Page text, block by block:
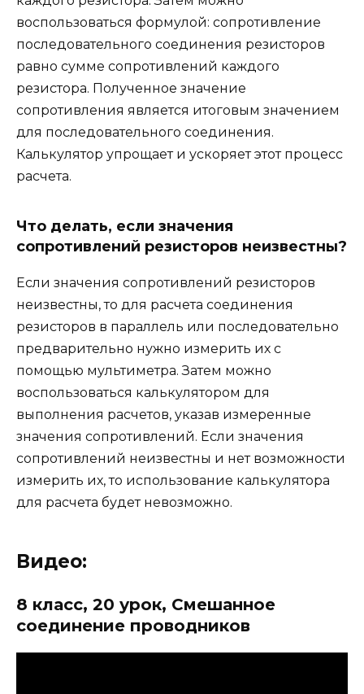
воспользоваться формулой: сопротивление
последовательного соединения резисторов
равно сумме сопротивлений каждого
резистора. Полученное значение
сопротивления является итоговым значением
для последовательного соединения.
Калькулятор упрощает и ускоряет этот процесс
расчета.
Что делать, если значения
сопротивлений резисторов неизвестны?
Если значения сопротивлений резисторов
неизвестны, то для расчета соединения
резисторов в параллель или последовательно
предварительно нужно измерить их с
помощью мультиметра. Затем можно
воспользоваться калькулятором для
выполнения расчетов, указав измеренные
значения сопротивлений. Если значения
сопротивлений неизвестны и нет возможности
измерить их, то использование калькулятора
для расчета будет невозможно.
Видео:
8 класс, 20 урок, Смешанное
соединение проводников